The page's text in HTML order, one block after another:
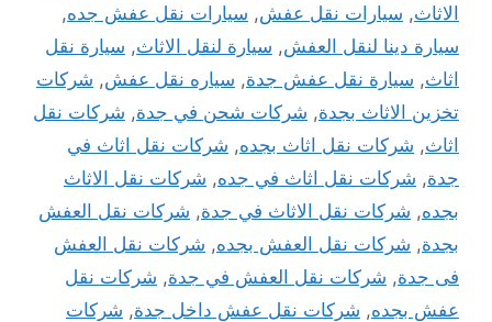
الاثاث, سيارات نقل عفش, سيارات نقل عفش جده,
سيارة دينا لنقل العفش, سيارة لنقل الاثاث, سيارة نقل
اثاث, سيارة نقل عفش جدة, سياره نقل عفش, شركات
تخزين الاثاث بجدة, شركات شحن في جدة, شركات نقل
اثاث, شركات نقل اثاث بجده, شركات نقل اثاث في
جدة, شركات نقل اثاث في جده, شركات نقل الاثاث
بجده, شركات نقل الاثاث في جدة, شركات نقل العفش
بجدة, شركات نقل العفش بجده, شركات نقل العفش
فى جدة, شركات نقل العفش في جدة, شركات نقل
عفش بجده, شركات نقل عفش داخل جدة, شركات